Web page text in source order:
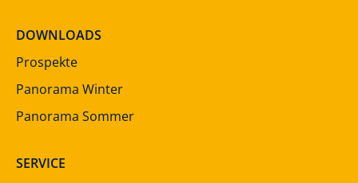
DOWNLOADS
Prospekte
Panorama Winter
Panorama Sommer
SERVICE